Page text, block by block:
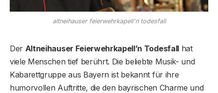
altneihauser feierwehrkapell'n todesfall
Der Altneihauser Feierwehrkapell’n Todesfallhat
viele Menschen tief berührt. Die beliebte Musik- und
Kabarettgruppe aus Bayern ist bekannt für ihre
humorvollen Auftritte, die den bayrischen Charme und